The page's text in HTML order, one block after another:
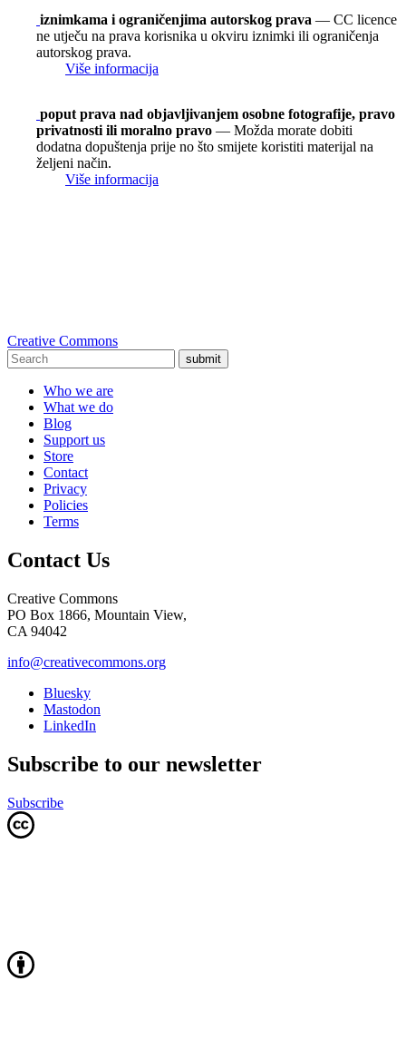
iznimkama i ograničenjima autorskog prava — CC licence
ne utječu na prava korisnika u okviru iznimki ili ograničenja
autorskog prava.
Više informacija
poput prava nad objavljivanjem osobne fotografije, pravo
privatnosti ili moralno pravo — Možda morate dobiti
dodatna dopuštenja prije no što smijete koristiti materijal na
željeni način.
Više informacija
Creative Commons
submit
Who we are
What we do
Blog
Support us
Store
Contact
Privacy
Policies
Terms
Contact Us
Creative Commons
PO Box 1866, Mountain View,
CA 94042
info@creativecommons.org
Bluesky
Mastodon
LinkedIn
Subscribe to our newsletter
Subscribe